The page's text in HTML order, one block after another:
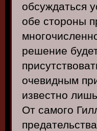
обсуждаться
обе стороны
решение
очевидным
известно
От самого